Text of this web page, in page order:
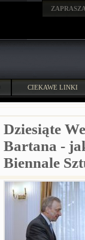
CIEKAWE LINKI
Dziesiąte
Bartana -
Biennale